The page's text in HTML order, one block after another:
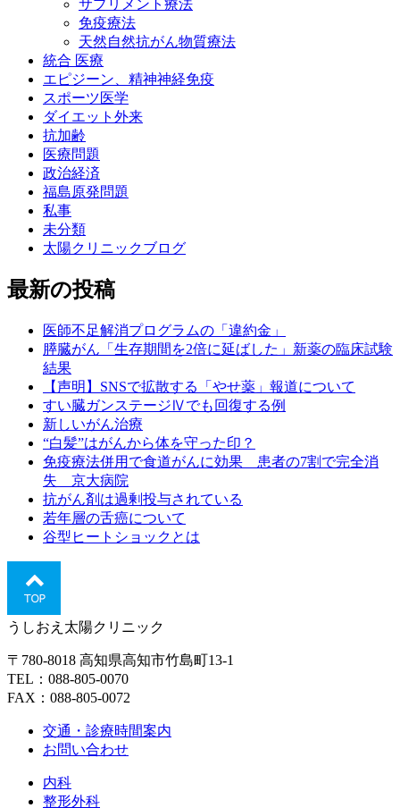
サプリメント療法
免疫療法
天然自然抗がん物質療法
統合 医療
エピジーン、精神神経免疫
スポーツ医学
ダイエット外来
抗加齢
医療問題
政治経済
福島原発問題
私事
未分類
太陽クリニックブログ
最新の投稿
医師不足解消プログラムの「違約金」
膵臓がん「生存期間を2倍に延ばした」新薬の臨床試験
結果
【声明】SNSで拡散する「やせ薬」報道について
すい臓ガンステージⅣでも回復する例
新しいがん治療
“白髪”はがんから体を守った印？
免疫療法併用で食道がんに効果 患者の7割で完全消
失 京大病院
抗がん剤は過剰投与されている
若年層の舌癌について
谷型ヒートショックとは
うしおえ太陽クリニック
〒780-8018 高知県高知市竹島町13-1
TEL：088-805-0070
FAX：088-805-0072
交通・診療時間案内
お問い合わせ
内科
整形外科